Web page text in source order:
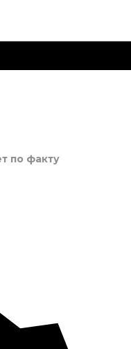
по факту